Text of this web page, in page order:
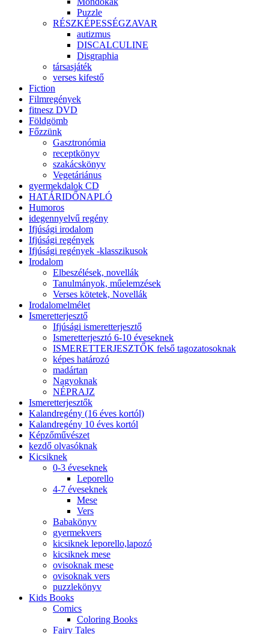
Puzzle
RÉSZKÉPESSÉGZAVAR
autizmus
DISCALCULINE
Disgraphia
társasjáték
verses kifestő
Fiction
Filmregények
fitnesz DVD
Földgömb
Főzzünk
Gasztronómia
receptkönyv
szakácskönyv
Vegetáriánus
gyermekdalok CD
HATÁRIDŐNAPLÓ
Humoros
idegennyelvű regény
Ifjúsági irodalom
Ifjúsági regények
Ifjúsági regények -klasszikusok
Irodalom
Elbeszélések, novellák
Tanulmányok, műelemzések
Verses kötetek, Novellák
Irodalomelmélet
Ismeretterjesztő
Ifjúsági ismeretterjesztő
Ismeretterjesztó 6-10 éveseknek
ISMERETTERJESZTŐK felső tagozatosoknak
képes határozó
madártan
Nagyoknak
NÉPRAJZ
Ismeretterjesztők
Kalandregény (16 éves kortól)
Kalandregény 10 éves kortól
Képzőművészet
kezdő olvasóknak
Kicsiknek
0-3 éveseknek
Leporello
4-7 éveseknek
Mese
Vers
Babakönyv
gyermekvers
kicsiknek leporello,lapozó
kicsiknek mese
ovisoknak mese
ovisoknak vers
puzzlekönyv
Kids Books
Comics
Coloring Books
Fairy Tales